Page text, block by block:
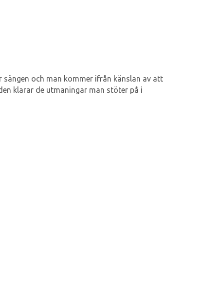
och man kommer ifrån känslan av att
klarar de utmaningar man stöter på i